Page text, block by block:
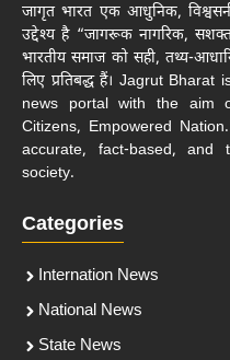
जागृत भारत एक आधुनिक,
उद्देश्य है “जागरूक नागरिक, सशक्त
भारतीय समाज को सही, तथ्य-
लिए प्रतिबद्ध हैं। Jagrut
news portal with the aim
Citizens, Empowered
accurate, fact-based, and
society.
Categories
Internation News
National News
State News